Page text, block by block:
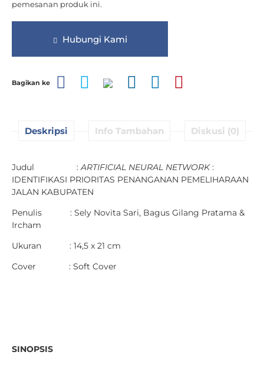
pemesanan produk ini.
Hubungi Kami
Bagikan ke
Deskripsi Info Tambahan Diskusi (0)
Judul :ARTIFICIAL NEURAL NETWORK:
IDENTIFIKASI PRIORITAS PENANGANAN PEMELIHARAAN
JALAN KABUPATEN
Penulis : Sely Novita Sari, Bagus Gilang Pratama &
Ircham
Ukuran : 14,5 x 21 cm
Cover : Soft Cover
SINOPSIS